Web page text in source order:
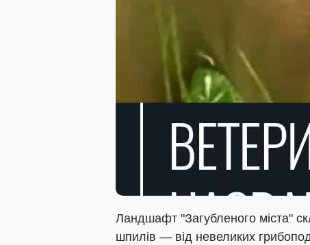
Ландшафт "Загубленого міста"
шпилів — від невеликих